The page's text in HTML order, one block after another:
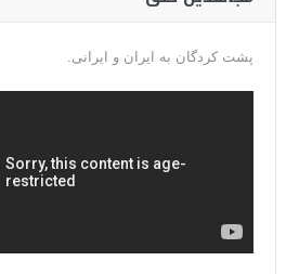
پشت کردگان به ایران و ایرانی.